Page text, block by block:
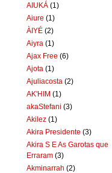
AIUKÁ (1)
Aiure (1)
ÀIYÉ (2)
Aiyra (1)
Ajax Free (6)
Ajota (1)
Ajuliacosta (2)
AK'HIM (1)
akaStefani (3)
Akilez (1)
Akira Presidente (3)
Akira S E As Garotas que
Erraram (3)
Akminarrah (2)